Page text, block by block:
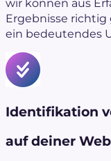
Ergebnisse
ein bedeutendes
Identifikation
auf deiner